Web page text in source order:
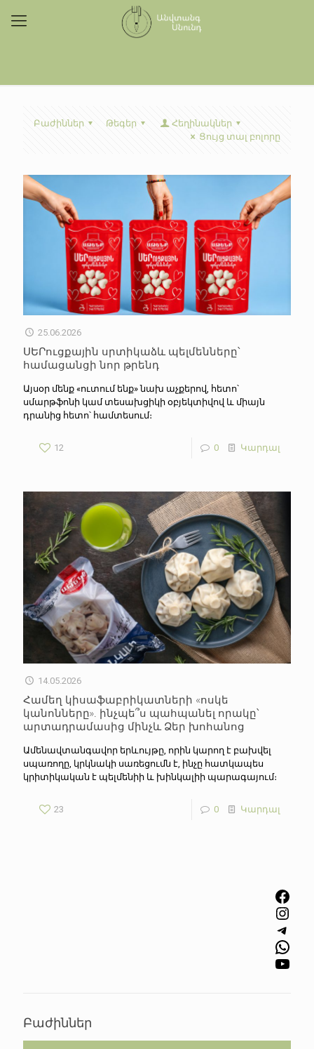
Բաժիններ Թեգեր
Հեղինակներ
Ցույց տալ բոլորը
25.06.2026
ՍԵՐուցքային սրտիկաձև պելմենները՝
համացանցի նոր թրենդ
Այսօր մենք «ուտում ենք» նախ աչքերով, հետո՝
սմարթֆոնի կամ տեսախցիկի օբյեկտիվով և միայն
դրանից հետո՝ համտեսում։
12 0 Կարդալ
14.05.2026
Համեղ կիսաֆաբրիկատների «ոսկե
կանոնները». ինչպե՞ս պահպանել որակը՝
արտադրամասից մինչև Ձեր խոհանոց
Ամենավտանգավոր երևույթը, որին կարող է բախվել
սպառողը, կրկնակի սառեցումն է, ինչը հատկապես
կրիտիկական է պելմենիի և խինկալիի պարագայում։
23 0 Կարդալ
Facebook
Instagram
Telegram
WhatsApp
YouTube
Բաժիններ